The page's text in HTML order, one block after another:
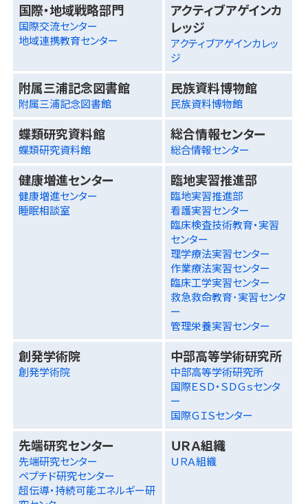
国際・地域戦略部門
国際交流センター
地域連携教育センター
アクティブアゲインカ
レッジ
アクティブアゲインカレッ
ジ
附属三浦記念図書館
附属三浦記念図書館
民族資料博物館
民族資料博物館
蝶類研究資料館
蝶類研究資料館
総合情報センター
総合情報センター
健康増進センター
健康増進センター
睡眠相談室
臨地実習推進部
臨地実習推進部
看護実習センター
臨床検査技術教育・実習
センター
理学療法実習センター
作業療法実習センター
臨床工学実習センター
救急救命教育･実習センタ
ー
管理栄養実習センター
創発学術院
創発学術院
中部高等学術研究所
中部高等学術研究所
国際ＥＳＤ・ＳＤＧｓセンタ
ー
国際ＧＩＳセンター
先端研究センター
先端研究センター
ペプチド研究センター
超伝導・持続可能エネルギー研
ＵＲＡ組織
ＵＲＡ組織